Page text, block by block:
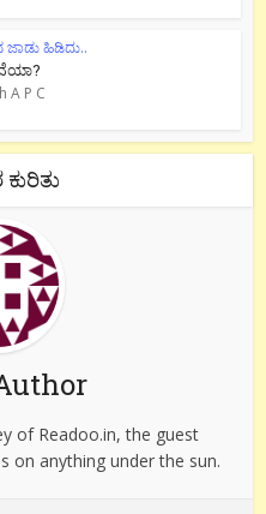
ಜಾಡು ಹಿಡಿದು..
A P C
of Readoo.in, the guest
on anything under the sun.